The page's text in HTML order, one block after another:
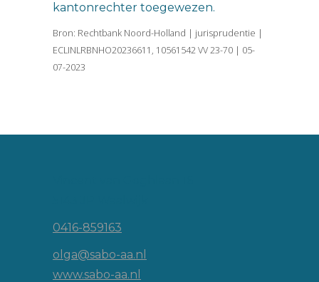
kantonrechter toegewezen.
Bron: Rechtbank Noord-Holland | jurisprudentie |
ECLINLRBNHO20236611, 10561542 VV 23-70 | 05-
07-2023
0416-859163
olga@sabo-aa.nl
www.sabo-aa.nl